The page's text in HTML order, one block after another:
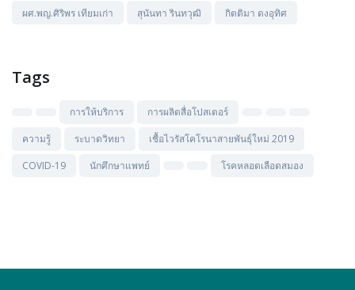
ผศ.พญ.ศิริพร เทียมเก่า
สุนันทา รินทวุฒิ กิตติมา ดงอุทิศ
Tags
การให้บริการ
การผลิตสื่อโปสเตอร์
ความรู้
ระบาดวิทยา
เชื้อไวรัสโคโรนาสายพันธุ์ใหม่ 2019
COVID-19
นักศึกษาแพทย์ โรคหลอดเลือดสมอง